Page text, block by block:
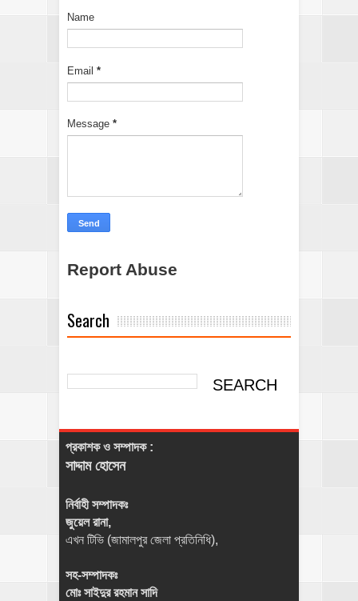
Name
Email *
Message *
Report Abuse
Search
প্রকাশক ও সম্পাদক :
সাদ্দাম হোসেন
নির্বাহী সম্পাদকঃ
জুয়েল রানা,
এখন টিভি (জামালপুর জেলা প্রতিনিধি),
সহ-সম্পাদকঃ
মোঃ সাইদুর রহমান সাদি